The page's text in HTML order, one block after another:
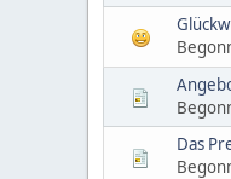
Das